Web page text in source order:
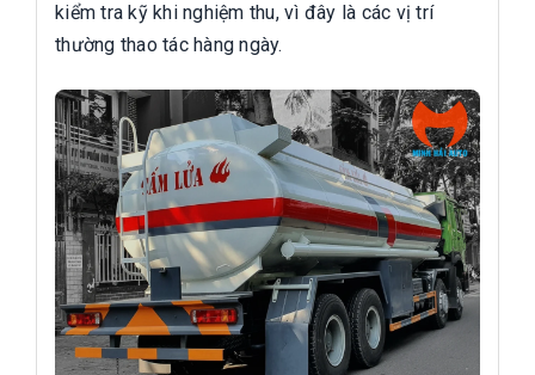
kiểm tra kỹ khi nghiệm thu, vì đây là các vị trí
thường thao tác hàng ngày.